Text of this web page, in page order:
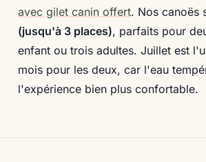
avec gilet canin offert. Nos canoës
(jusqu'à 3 places), parfaits pour
enfant ou trois adultes. Juillet est
mois pour les deux, car l'eau
l'expérience bien plus confortable.